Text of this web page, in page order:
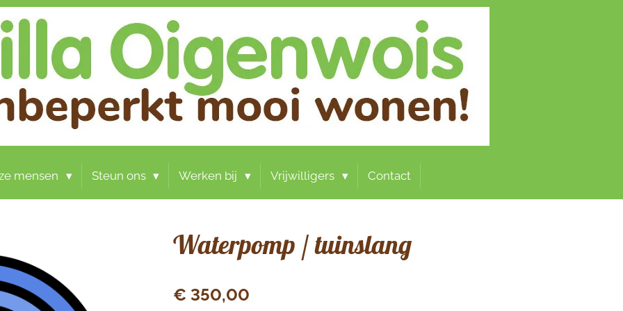
mensen Steun ons Werken bij Vrijwilligers Contact
Waterpomp / tuinslang
€ 350,00